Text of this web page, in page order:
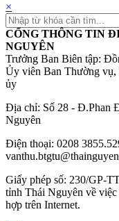
×
CỔNG THÔNG TIN
NGUYÊN
Trưởng Ban Biên tập:
Ủy viên Ban Thường vụ,
ủy
Địa chỉ: Số 28 - Đ.Phan
Nguyên
Điện thoại: 0208
Giấy phép số: 230/GP-
tỉnh Thái Nguyên về
hợp trên Internet.